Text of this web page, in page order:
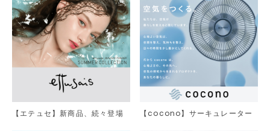
【エテュセ】新商品、続々登場 【cocono】サーキュレーター